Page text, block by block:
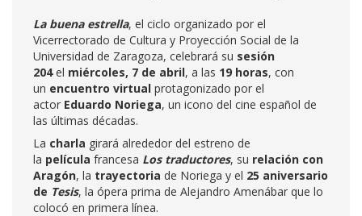
La buena estrella, el ciclo organizado por el
Vicerrectorado de Cultura y Proyección Social de la
Universidad de Zaragoza, celebrará su sesión
204el miércoles, 7 de abril, a las 19 horas, con
un encuentro virtual protagonizado por el
actor Eduardo Noriega, un icono del cine español de
las últimas décadas.
La charla girará alrededor del estreno de
la película francesa Los traductores, su relación con
Aragón, la trayectoria de Noriega y el 25 aniversario
de Tesis, la ópera prima de Alejandro Amenábar que lo
colocó en primera línea.